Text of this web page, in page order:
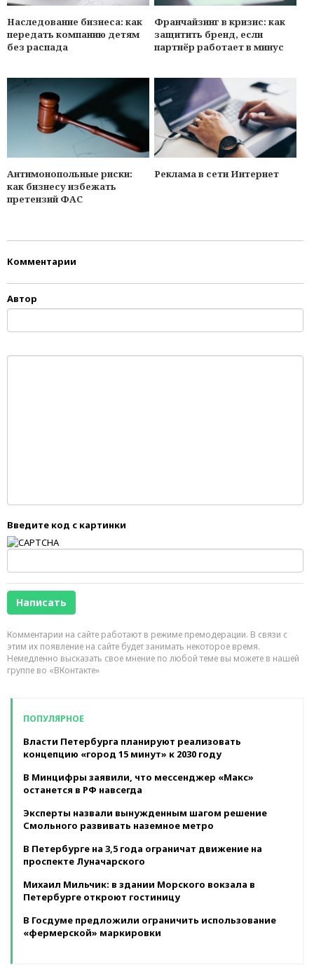
Наследование бизнеса: как
передать компанию детям
без распада
Франчайзинг в кризис: как
защитить бренд, если
партнёр работает в минуc
Антимонопольные риски:
как бизнесу избежать
претензий ФАС
Реклама в сети Интернет
Комментарии
Автор
Введите код с картинки
Комментарии на сайте работают в режиме премодерации. В связи с
этим их появление на сайте будет занимать некоторое время.
Немедленно высказать свое мнение по любой теме вы можете в нашей
группе во «ВКонтакте»
ПОПУЛЯРНОЕ
Власти Петербурга планируют реализовать
концепцию «город 15 минут» к 2030 году
В Минцифры заявили, что мессенджер «Макс»
останется в РФ навсегда
Эксперты назвали вынужденным шагом решение
Смольного развивать наземное метро
В Петербурге на 3,5 года ограничат движение на
проспекте Луначарского
Михаил Мильчик: в здании Морского вокзала в
Петербурге откроют гостиницу
В Госдуме предложили ограничить использование
«фермерской» маркировки